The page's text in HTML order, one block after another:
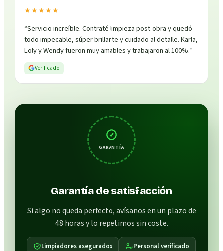
★★★★★
“Servicio increíble. Contraté limpieza post-obra y quedó
todo impecable, súper brillante y cuidado al detalle. Karla,
Loly y Wendy fueron muy amables y trabajaron al 100%.”
Verificado
GARANTÍA
Garantía de satisfacción
Si algo no queda perfecto, avísanos en un plazo de
48 horas y lo repetimos sin coste.
Limpiadores asegurados Personal verificado